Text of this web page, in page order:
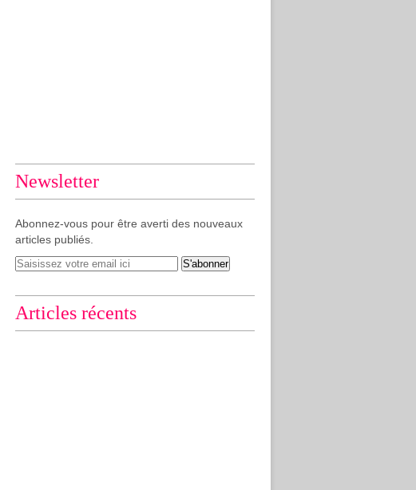
Newsletter
Abonnez-vous pour être averti des nouveaux
articles publiés.
Articles récents